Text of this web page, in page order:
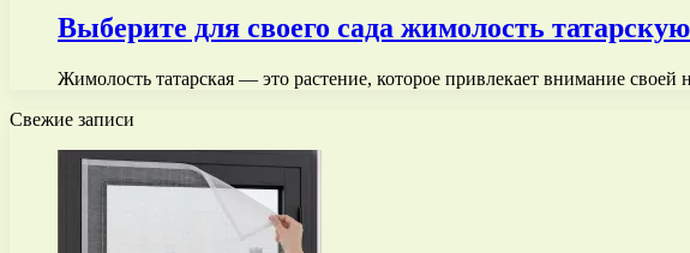
Выберите для своего сада жимолость татарскую
Жимолость татарская — это растение, которое привлекает внимание
Свежие записи